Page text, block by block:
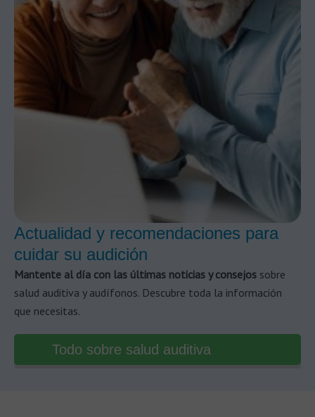
Actualidad y recomendaciones para
cuidar su audición
Mantente al día con las últimas noticias y consejos sobre
salud auditiva y audífonos. Descubre toda la información
que necesitas.
Todo sobre salud auditiva